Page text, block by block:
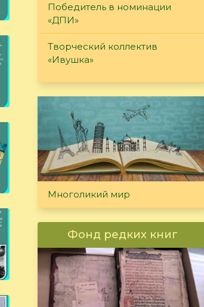
Победитель в номинации
«ДПИ»
Творческий коллектив
«Ивушка»
Многоликий мир
Фонд редких книг